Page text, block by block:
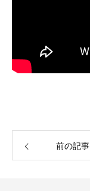
前の記事